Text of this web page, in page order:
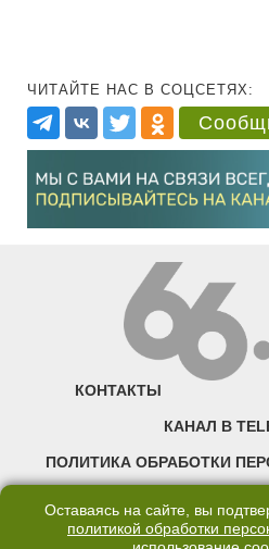
ЧИТАЙТЕ НАС В СОЦСЕТЯХ:
КОНТАКТЫ
КАНАЛ В
ПОЛИТИКА ОБРАБОТКИ
Оставаясь на сайте, вы
политикой обработки